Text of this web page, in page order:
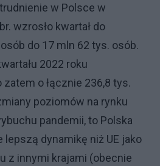
w Polsce w
wzrosło kwartał do
do 17 mln 62 tys. osób.
2022 roku
o łącznie 236,8 tys.
poziomów na rynku
pandemii, to Polska
dynamikę niż UE jako
z innymi krajami (obecnie